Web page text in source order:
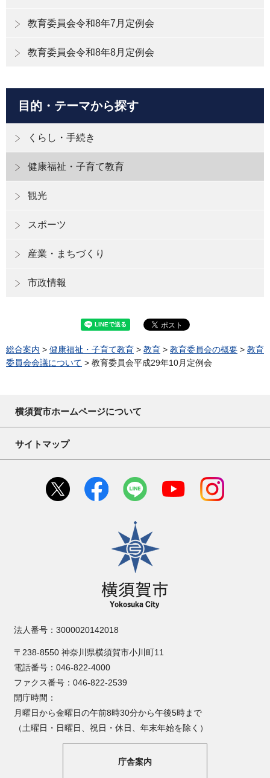
教育委員会令和8年7月定例会
教育委員会令和8年8月定例会
目的・テーマから探す
くらし・手続き
健康福祉・子育て教育
観光
スポーツ
産業・まちづくり
市政情報
総合案内 > 健康福祉・子育て教育 > 教育 > 教育委員会の概要 > 教育
委員会会議について > 教育委員会平成29年10月定例会
横須賀市ホームページについて
サイトマップ
横須賀市
法人番号：3000020142018
〒238-8550 神奈川県横須賀市小川町11
電話番号：046-822-4000
ファクス番号：046-822-2539
開庁時間：
月曜日から金曜日の午前8時30分から午後5時まで
（土曜日・日曜日、祝日・休日、年末年始を除く）
庁舎案内